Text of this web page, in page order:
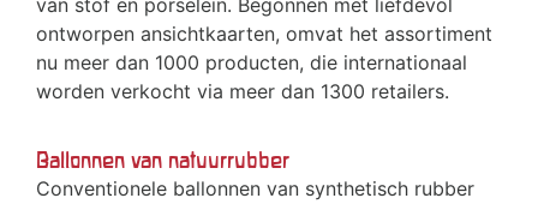
van stof en porselein. Begonnen met liefdevol
ontworpen ansichtkaarten, omvat het assortiment
nu meer dan 1000 producten, die internationaal
worden verkocht via meer dan 1300 retailers.
Ballonnen van natuurrubber
Conventionele ballonnen van synthetisch rubber